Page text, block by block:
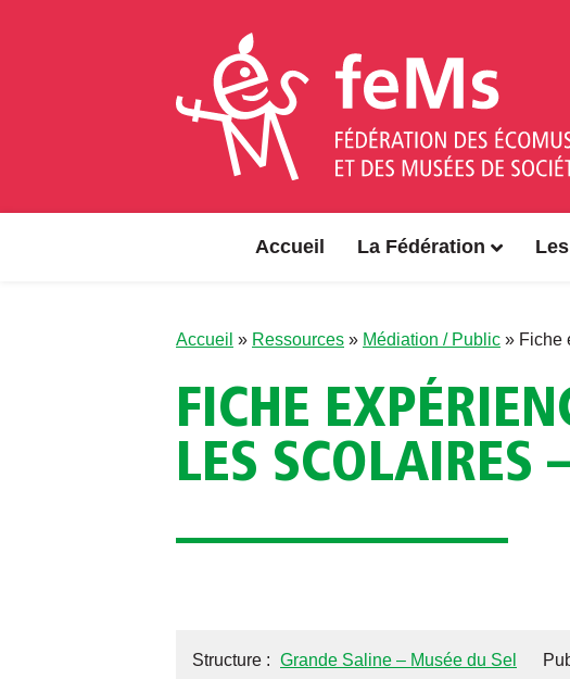
Accueil La Fédération
Accueil » Ressources » Médiation / Public » Fiche
FICHE
LES SCOLAIRES
Structure : Grande Saline – Musée du Sel